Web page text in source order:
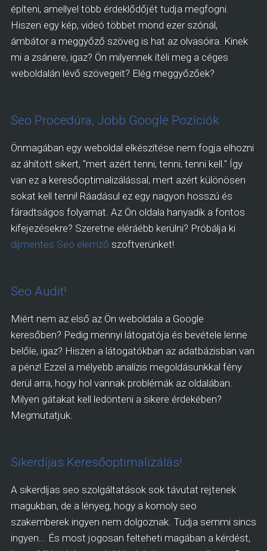
építeni, amellyel több érdeklődőjét tudja megfogni.
Hiszen egy kép, videó többet mond ezer szónál,
ámbátor a meggyőző szöveg is hat az olvasóira. Kinek
mi a zsánere, igaz? Ön milyennek ítéli meg a céges
weboldalán lévő szövegeit? Elég meggyőzőek?
Seo Procedúra, Jobb Google Pozíciók
Önmagában egy weboldal elkészítése nem fogja elhozni
az áhított sikert, "mert azért tenni, tenni, tenni kell." Így
van ez a keresőoptimalizálással, mert azért különösen
sokat kell tenni! Ráadásul ez egy nagyon hosszú és
fáradtságos folyamat. Az Ön oldala hanyadik a fontos
kifejezésekre? Szeretne eléráébb kerülni? Próbálja ki
díjmentes Seo elemző szoftverünket!
Seo Audit!
Miért nem az első az Ön weboldala a Google
keresőben? Pedig mennyi látogatója és bevétele lenne
belőle, igaz? Hiszen a látogatókban az adatbázisban van
a pénz! Ezzel a mélyebb analízis megoldásunkkal fény
derül arra, hogy hol vannak problémák az oldalában.
Milyen gátakat kell ledönteni a sikere érdekében?
Megmutatjuk.
Sikerdíjas Keresőoptimalizálás!
A sikerdíjas seo szolgáltatások sok távutat rejtenek
magukban, de a lényeg, hogy a komoly seo
szakemberek ingyen nem dolgoznak. Tudja semmi sincs
ingyen... És most jogosan felteheti magában a kérdést,